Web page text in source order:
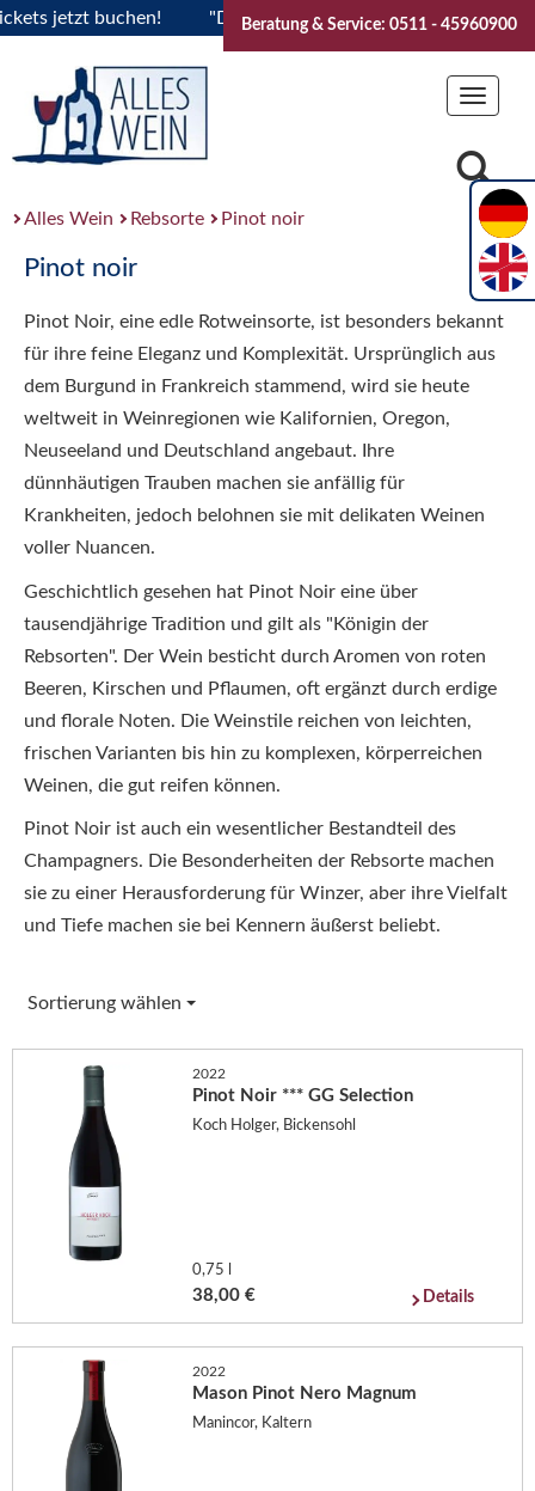
jetzt buchen! "Das Sommerfest 2026" Vive la
Beratung & Service: 0511 - 45960900
Toggle
Alles Wein Rebsorte Pinot noir
Pinot noir
Pinot Noir, eine edle Rotweinsorte, ist besonders bekannt
für ihre feine Eleganz und Komplexität. Ursprünglich aus
dem Burgund in Frankreich stammend, wird sie heute
weltweit in Weinregionen wie Kalifornien, Oregon,
Neuseeland und Deutschland angebaut. Ihre
dünnhäutigen Trauben machen sie anfällig für
Krankheiten, jedoch belohnen sie mit delikaten Weinen
voller Nuancen.
Geschichtlich gesehen hat Pinot Noir eine über
tausendjährige Tradition und gilt als "Königin der
Rebsorten". Der Wein besticht durch Aromen von roten
Beeren, Kirschen und Pflaumen, oft ergänzt durch erdige
und florale Noten. Die Weinstile reichen von leichten,
frischen Varianten bis hin zu komplexen, körperreichen
Weinen, die gut reifen können.
Pinot Noir ist auch ein wesentlicher Bestandteil des
Champagners. Die Besonderheiten der Rebsorte machen
sie zu einer Herausforderung für Winzer, aber ihre Vielfalt
und Tiefe machen sie bei Kennern äußerst beliebt.
Sortierung wählen
2022
Pinot Noir *** GG Selection
Koch Holger, Bickensohl
0,75 l
38,00 € Details
2022
Mason Pinot Nero Magnum
Manincor, Kaltern